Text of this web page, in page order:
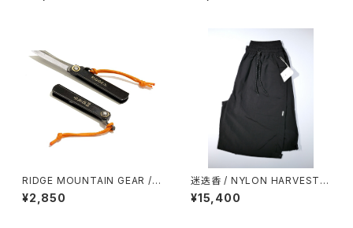
RIDGE MOUNTAIN GEAR /
肥後守 MICRO KNIFE
¥2,850
迷迭香 / NYLON HARVEST L
OOSE SHORTS（2026）
¥15,400